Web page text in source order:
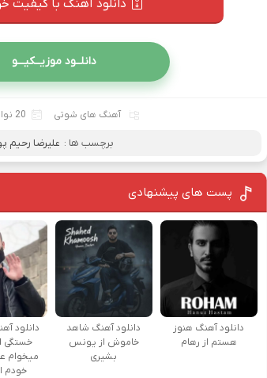
دانلود آهنگ با کیفیت خوب
دانلــود موزیــکیـــو
آهنگ های شوتی 20 نوامبر 2023
برچسب ها : علیرضا رحیم
پست های پیشنهادی
دانلود آهنگ هنوز
هستم از رهام
دانلود آهنگ شاهد
خاموش از یونس
بشیری
دانلود
خستگی
میخوام
خودم